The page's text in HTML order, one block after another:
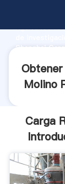
Agarrando
Shanghai
Molino
Carga